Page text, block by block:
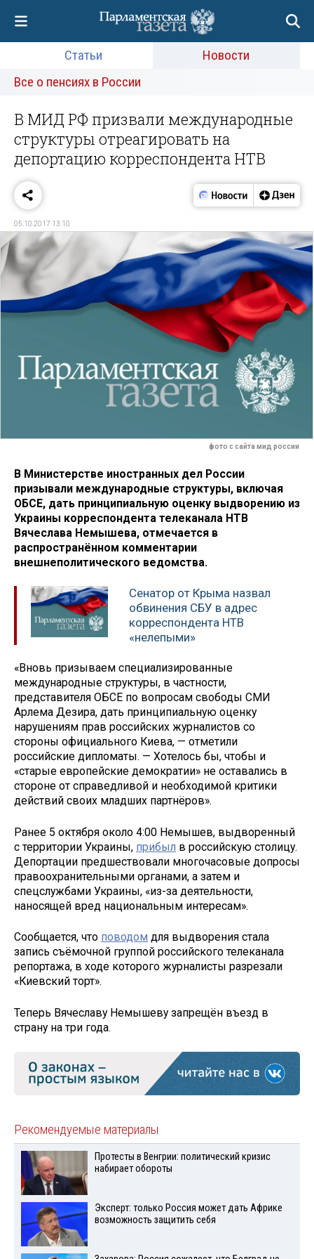
Статьи
Новости
Все о пенсиях в России
В МИД РФ призвали международные
структуры отреагировать на
депортацию корреспондента НТВ
05.10.2017 13:10
фото с сайта мид россии
В Министерстве иностранных дел России
призывали международные структуры, включая
ОБСЕ, дать принципиальную оценку выдворению из
Украины корреспондента телеканала НТВ
Вячеслава Немышева, отмечается в
распространённом комментарии
внешнеполитического ведомства.
Сенатор от Крыма назвал
обвинения СБУ в адрес
корреспондента НТВ
«нелепыми»
«Вновь призываем специализированные
международные структуры, в частности,
представителя ОБСЕ по вопросам свободы СМИ
Арлема Дезира, дать принципиальную оценку
нарушениям прав российских журналистов со
стороны официального Киева, — отметили
российские дипломаты. — Хотелось бы, чтобы и
«старые европейские демократии» не оставались в
стороне от справедливой и необходимой критики
действий своих младших партнёров».
Ранее 5 октября около 4:00 Немышев, выдворенный
с территории Украины, прибыл в российскую столицу.
Депортации предшествовали многочасовые допросы
правоохранительными органами, а затем и
спецслужбами Украины, «из-за деятельности,
наносящей вред национальным интересам».
Сообщается, что поводом для выдворения стала
запись съёмочной группой российского телеканала
репортажа, в ходе которого журналисты разрезали
«Киевский торт».
Теперь Вячеславу Немышеву запрещён въезд в
страну на три года.
Рекомендуемые материалы
Протесты в Венгрии: политический кризис
набирает обороты
Эксперт: только Россия может дать Африке
возможность защитить себя